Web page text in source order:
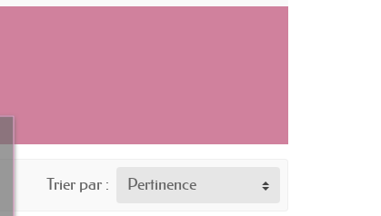
Trier par : Pertinence